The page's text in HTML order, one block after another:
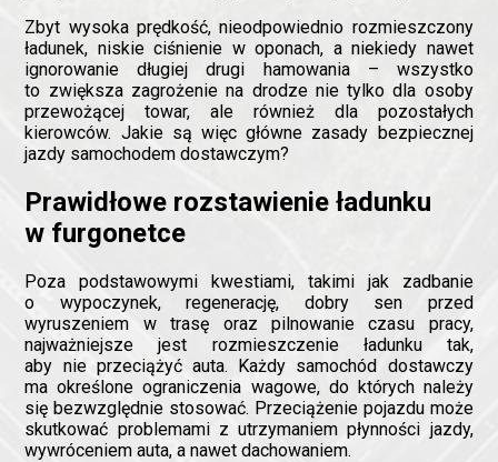
Zbyt wysoka prędkość, nieodpowiednio rozmieszczony
ładunek, niskie ciśnienie w oponach, a niekiedy nawet
ignorowanie długiej drugi hamowania – wszystko
to zwiększa zagrożenie na drodze nie tylko dla osoby
przewożącej towar, ale również dla pozostałych
kierowców. Jakie są więc główne zasady bezpiecznej
jazdy samochodem dostawczym?
Prawidłowe rozstawienie ładunku
w furgonetce
Poza podstawowymi kwestiami, takimi jak zadbanie
o wypoczynek, regenerację, dobry sen przed
wyruszeniem w trasę oraz pilnowanie czasu pracy,
najważniejsze jest rozmieszczenie ładunku tak,
aby nie przeciążyć auta. Każdy samochód dostawczy
ma określone ograniczenia wagowe, do których należy
się bezwzględnie stosować. Przeciążenie pojazdu może
skutkować problemami z utrzymaniem płynności jazdy,
wywróceniem auta, a nawet dachowaniem.